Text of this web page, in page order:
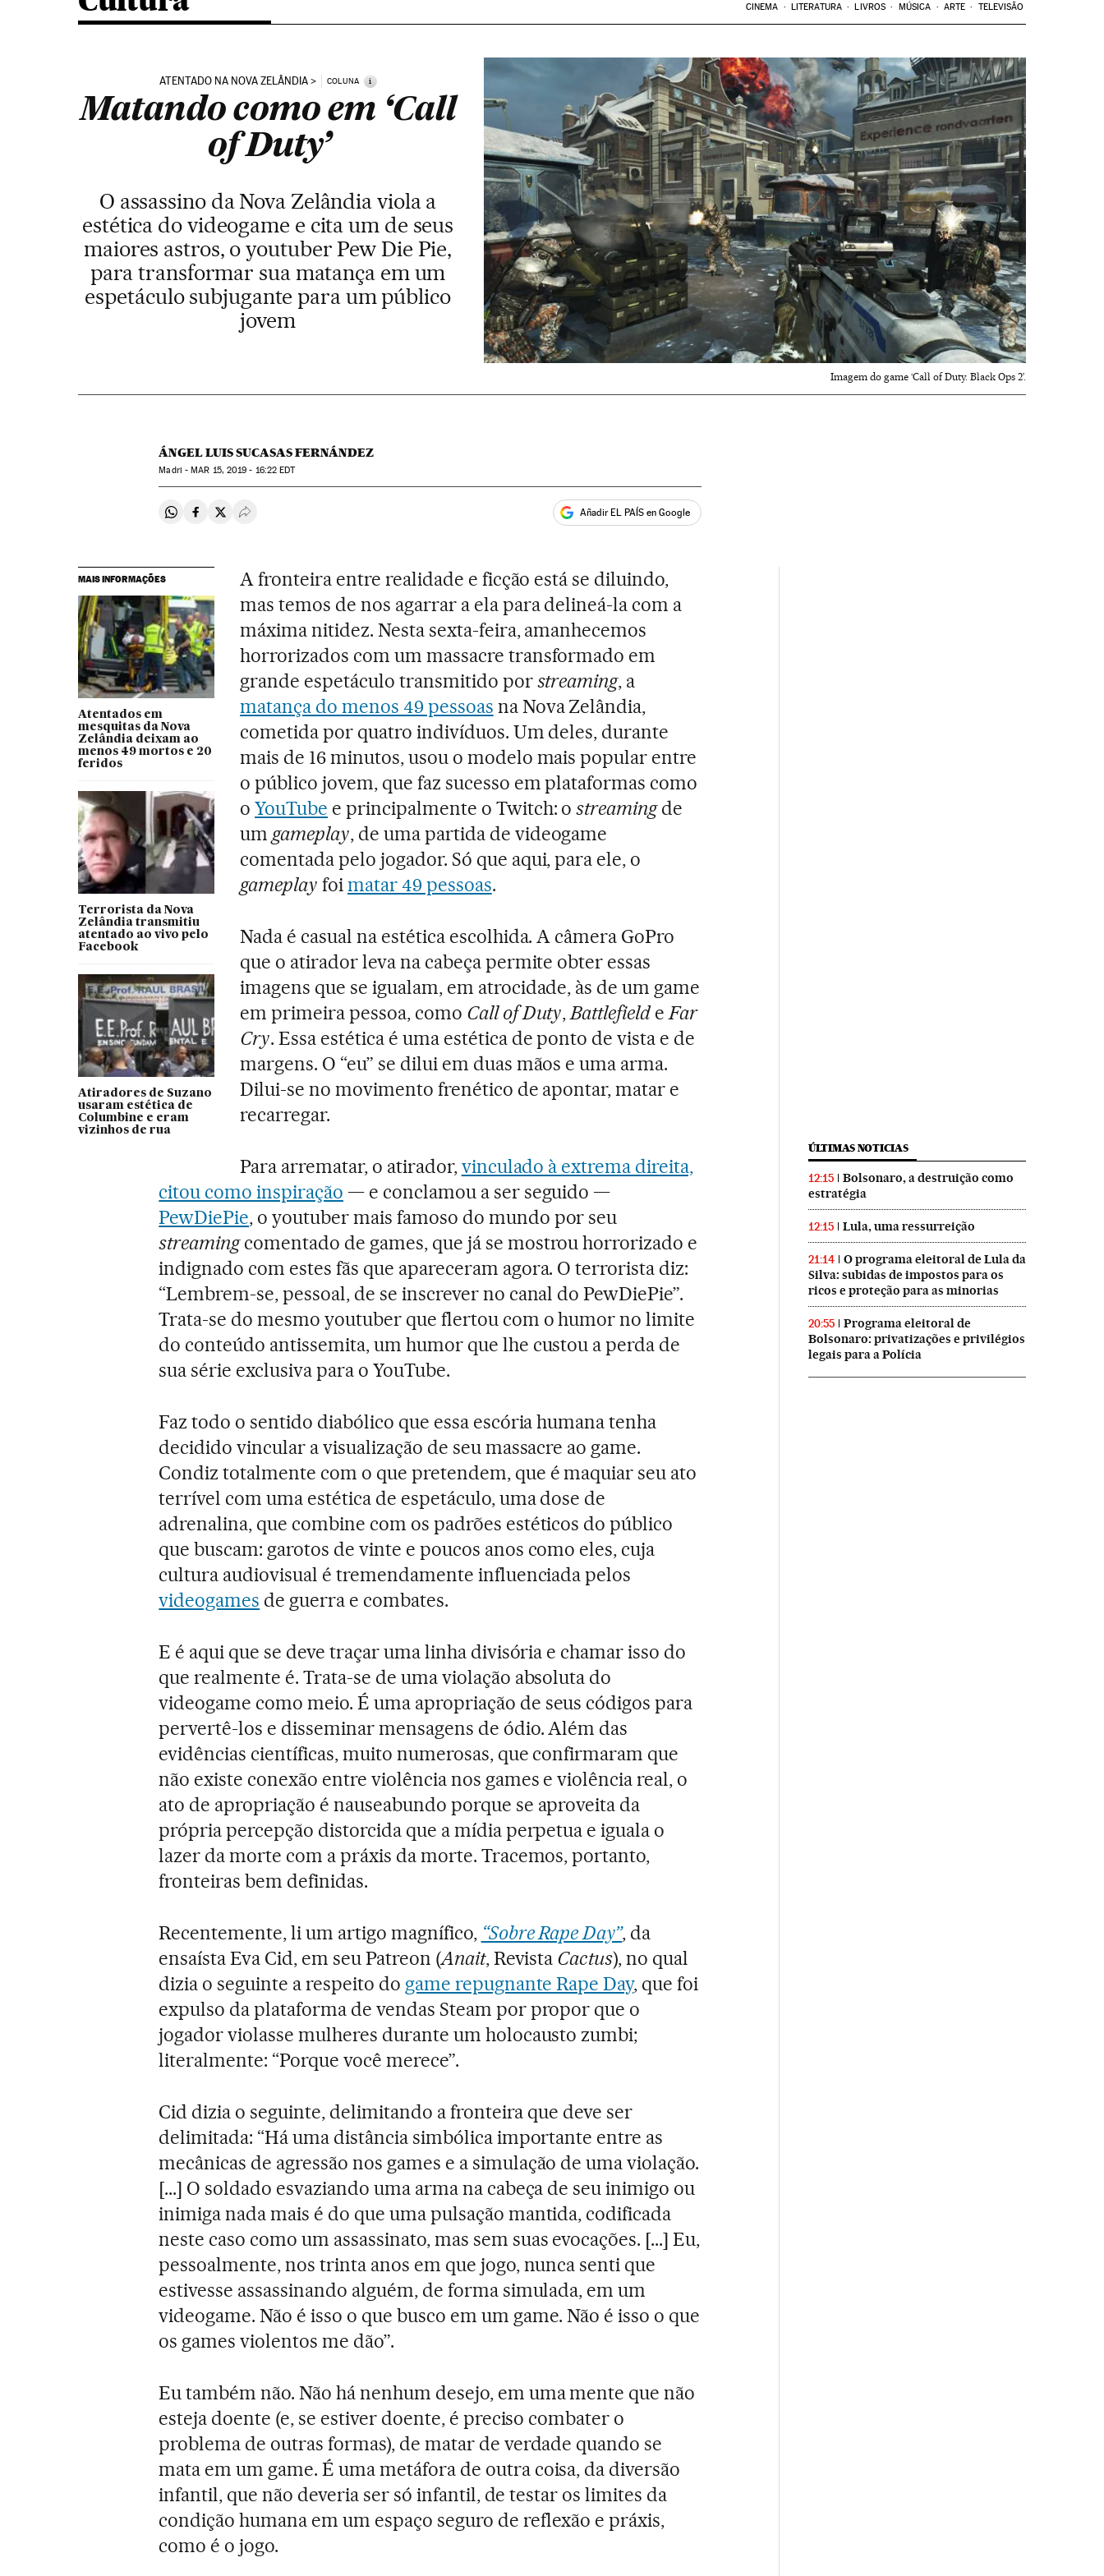
CINEMA LITERATURA LIVROS MÚSICA ARTE TELEVISÃO
ATENTADO NA NOVA ZELÂNDIA COLUNA i
Matando como em ‘Call
of Duty’
O assassino da Nova Zelândia viola a
estética do videogame e cita um de seus
maiores astros, o youtuber Pew Die Pie,
para transformar sua matança em um
espetáculo subjugante para um público
jovem
Imagem do game ‘Call of Duty. Black Ops 2’.
ÁNGEL LUIS SUCASAS FERNÁNDEZ
Madri -MAR 15, 2019 - 16:22 EDT
Compartir en Whatsapp
Compartir en Facebook
Compartir en Twitter
Desplegar Redes Sociales Añadir EL PAÍS en Google
MAIS INFORMAÇÕES
Atentados em
mesquitas da Nova
Zelândia deixam ao
menos 49 mortos e 20
feridos
Terrorista da Nova
Zelândia transmitiu
atentado ao vivo pelo
Facebook
Atiradores de Suzano
usaram estética de
Columbine e eram
vizinhos de rua
A fronteira entre realidade e ficção está se diluindo,
mas temos de nos agarrar a ela para delineá-la com a
máxima nitidez. Nesta sexta-feira, amanhecemos
horrorizados com um massacre transformado em
grande espetáculo transmitido porstreaming, a
matança do menos 49 pessoas na Nova Zelândia,
cometida por quatro indivíduos. Um deles, durante
mais de 16 minutos, usou o modelo mais popular entre
o público jovem, que faz sucesso em plataformas como
oYouTube e principalmente o Twitch: ostreamingde
umgameplay, de uma partida de videogame
comentada pelo jogador. Só que aqui, para ele, o
gameplay foimatar 49 pessoas.
Nada é casual na estética escolhida. A câmera GoPro
que o atirador leva na cabeça permite obter essas
imagens que se igualam, em atrocidade, às de um game
em primeira pessoa, como Call of Duty,BattlefieldeFar
Cry. Essa estética é uma estética de ponto de vista e de
margens. O “eu” se dilui em duas mãos e uma arma.
Dilui-se no movimento frenético de apontar, matar e
recarregar.
Para arrematar, o atirador,vinculado à extrema direita,
citou como inspiração — e conclamou a ser seguido —
PewDiePie, o youtuber mais famoso do mundo por seu
streamingcomentado de games, que já se mostrou horrorizado e
indignado com estes fãs que apareceram agora. O terrorista diz:
“Lembrem-se, pessoal, de se inscrever no canal do PewDiePie”.
Trata-se do mesmo youtuber que flertou com o humor no limite
do conteúdo antissemita, um humor que lhe custou a perda de
sua série exclusiva para o YouTube.
Faz todo o sentido diabólico que essa escória humana tenha
decidido vincular a visualização de seu massacre ao game.
Condiz totalmente com o que pretendem, que é maquiar seu ato
terrível com uma estética de espetáculo, uma dose de
adrenalina, que combine com os padrões estéticos do público
que buscam: garotos de vinte e poucos anos como eles, cuja
cultura audiovisual é tremendamente influenciada pelos
videogames de guerra e combates.
E é aqui que se deve traçar uma linha divisória e chamar isso do
que realmente é. Trata-se de uma violação absoluta do
videogame como meio. É uma apropriação de seus códigos para
pervertê-los e disseminar mensagens de ódio. Além das
evidências científicas, muito numerosas, que confirmaram que
não existe conexão entre violência nos games e violência real, o
ato de apropriação é nauseabundo porque se aproveita da
própria percepção distorcida que a mídia perpetua e iguala o
lazer da morte com a práxis da morte. Tracemos, portanto,
fronteiras bem definidas.
Recentemente, li um artigo magnífico, “Sobre Rape Day”, da
ensaísta Eva Cid, em seu Patreon (Anait, Revista Cactus), no qual
dizia o seguinte a respeito do game repugnante Rape Day, que foi
expulso da plataforma de vendas Steam por propor que o
jogador violasse mulheres durante um holocausto zumbi;
literalmente: “Porque você merece”.
Cid dizia o seguinte, delimitando a fronteira que deve ser
delimitada: “Há uma distância simbólica importante entre as
mecânicas de agressão nos games e a simulação de uma violação.
[...] O soldado esvaziando uma arma na cabeça de seu inimigo ou
inimiga nada mais é do que uma pulsação mantida, codificada
neste caso como um assassinato, mas sem suas evocações. [...] Eu,
pessoalmente, nos trinta anos em que jogo, nunca senti que
estivesse assassinando alguém, de forma simulada, em um
videogame. Não é isso o que busco em um game. Não é isso o que
os games violentos me dão”.
Eu também não. Não há nenhum desejo, em uma mente que não
esteja doente (e, se estiver doente, é preciso combater o
problema de outras formas), de matar de verdade quando se
mata em um game. É uma metáfora de outra coisa, da diversão
infantil, que não deveria ser só infantil, de testar os limites da
condição humana em um espaço seguro de reflexão e práxis,
como é o jogo.
ÚLTIMAS NOTICIAS
12:15
Bolsonaro, a destruição como
estratégia
12:15 Lula, uma ressurreição
21:14
O programa eleitoral de Lula da
Silva: subidas de impostos para os
ricos e proteção para as minorias
20:55
Programa eleitoral de
Bolsonaro: privatizações e privilégios
legais para a Polícia